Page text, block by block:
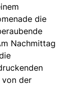
die
Nachmittag
von der